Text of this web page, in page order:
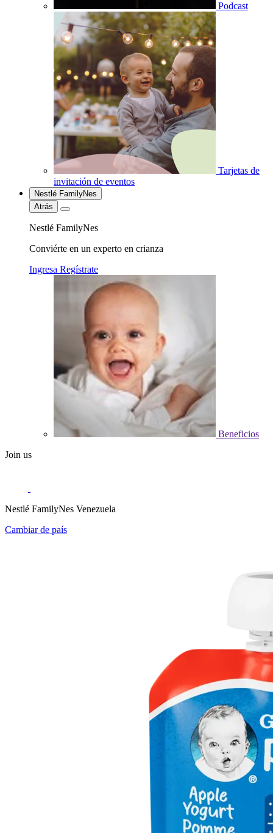
Podcast
Tarjetas de
invitación de eventos
Nestlé FamilyNes
Atrás
Nestlé FamilyNes
Conviérte en un experto en crianza
Ingresa Regístrate
Beneficios
Join us
Nestlé FamilyNes Venezuela
Cambiar de país